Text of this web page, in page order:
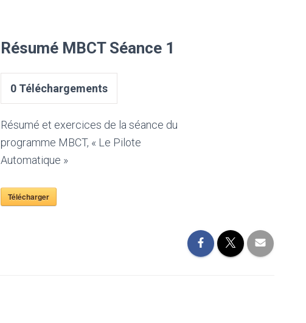
Résumé MBCT Séance 1
0 Téléchargements
Résumé et exercices de la séance du
programme MBCT, « Le Pilote
Automatique »
Télécharger